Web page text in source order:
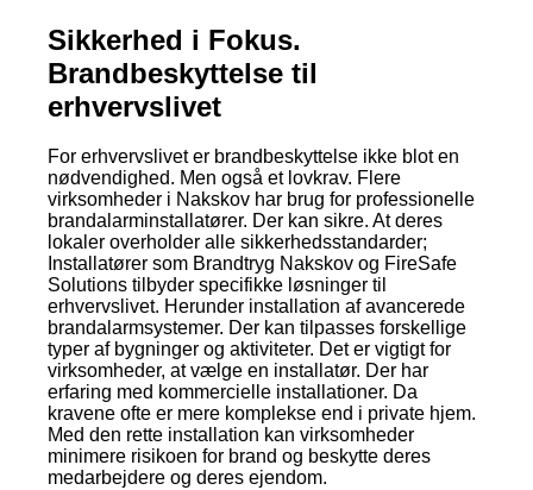
Sikkerhed i Fokus.
Brandbeskyttelse til
erhvervslivet
For erhvervslivet er brandbeskyttelse ikke blot en
nødvendighed. Men også et lovkrav. Flere
virksomheder i Nakskov har brug for professionelle
brandalarminstallatører. Der kan sikre. At deres
lokaler overholder alle sikkerhedsstandarder;
Installatører som Brandtryg Nakskov og FireSafe
Solutions tilbyder specifikke løsninger til
erhvervslivet. Herunder installation af avancerede
brandalarmsystemer. Der kan tilpasses forskellige
typer af bygninger og aktiviteter. Det er vigtigt for
virksomheder, at vælge en installatør. Der har
erfaring med kommercielle installationer. Da
kravene ofte er mere komplekse end i private hjem.
Med den rette installation kan virksomheder
minimere risikoen for brand og beskytte deres
medarbejdere og deres ejendom.